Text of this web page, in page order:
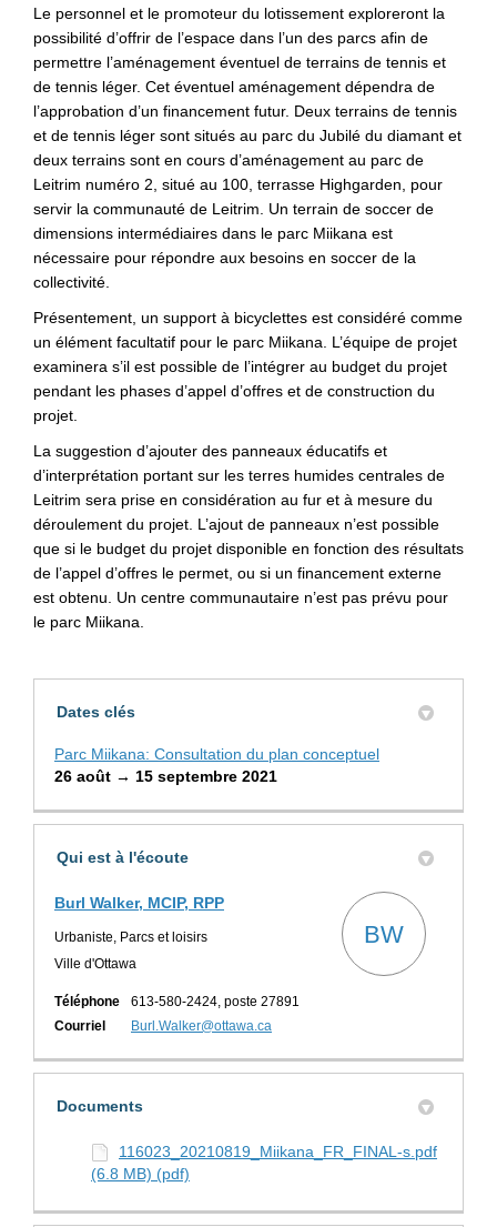
Le personnel et le promoteur du lotissement exploreront la
possibilité d’offrir de l’espace dans l’un des parcs afin de
permettre l’aménagement éventuel de terrains de tennis et
de tennis léger. Cet éventuel aménagement dépendra de
l’approbation d’un financement futur. Deux terrains de tennis
et de tennis léger sont situés au parc du Jubilé du diamant et
deux terrains sont en cours d’aménagement au parc de
Leitrim numéro 2, situé au 100, terrasse Highgarden, pour
servir la communauté de Leitrim. Un terrain de soccer de
dimensions intermédiaires dans le parc Miikana est
nécessaire pour répondre aux besoins en soccer de la
collectivité.
Présentement, un support à bicyclettes est considéré comme
un élément facultatif pour le parc Miikana. L’équipe de projet
examinera s’il est possible de l’intégrer au budget du projet
pendant les phases d’appel d’offres et de construction du
projet.
La suggestion d’ajouter des panneaux éducatifs et
d’interprétation portant sur les terres humides centrales de
Leitrim sera prise en considération au fur et à mesure du
déroulement du projet. L’ajout de panneaux n’est possible
que si le budget du projet disponible en fonction des résultats
de l’appel d’offres le permet, ou si un financement externe
est obtenu. Un centre communautaire n’est pas prévu pour
le parc Miikana.
Dates clés
Parc Miikana: Consultation du plan conceptuel
26 août → 15 septembre 2021
Qui est à l'écoute
Burl Walker, MCIP, RPP
Urbaniste, Parcs et loisirs
Ville d'Ottawa
BW
Téléphone
613-580-2424, poste 27891
Courriel
Burl.Walker@ottawa.ca
Documents
116023_20210819_Miikana_FR_FINAL-s.pdf
(6.8 MB) (pdf)